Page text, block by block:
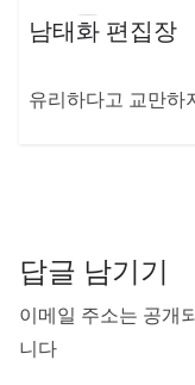
남태화 편집장
유리하다고 교만하
답글 남기기
이메일 주소는 공개
니다